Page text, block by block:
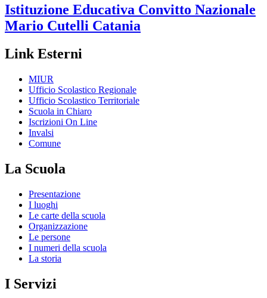
Istituzione Educativa Convitto Nazionale
Mario Cutelli Catania
Link Esterni
MIUR
Ufficio Scolastico Regionale
Ufficio Scolastico Territoriale
Scuola in Chiaro
Iscrizioni On Line
Invalsi
Comune
La Scuola
Presentazione
I luoghi
Le carte della scuola
Organizzazione
Le persone
I numeri della scuola
La storia
I Servizi